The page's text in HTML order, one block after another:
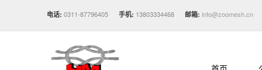
电话: 0311-87796405 手机: 13803334468 邮箱: info@zoomesh.cn